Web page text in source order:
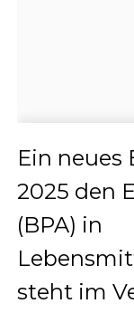
Ein neues
2025 den
(BPA) in
steht im